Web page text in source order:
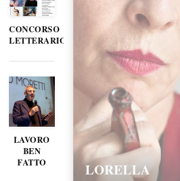
CONCORSO
LETTERARIO
LAVORO
BEN
FATTO
LORELLA